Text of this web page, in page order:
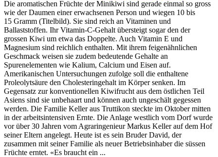
Die aromatischen Früchte der Minikiwi sind gerade einmal so gross
wie der Daumen einer erwachsenen Person und wiegen 10 bis
15 Gramm (Titelbild). Sie sind reich an Vitaminen und
Ballaststoffen. Ihr Vitamin-C-Gehalt übersteigt sogar den der
grossen Kiwi um etwa das Doppelte. Auch Vitamin E und
Magnesium sind reichlich enthalten. Mit ihrem feigenähnlichen
Geschmack weisen sie zudem bedeutende Gehalte an
Spurenelementen wie Kalium, Calcium und Eisen auf.
Amerikanischen Untersuchungen zufolge soll die enthaltene
Proleolytsäure den Cholesteringehalt im Körper senken. Im
Gegensatz zur konventionellen Kiwifrucht aus dem östlichen Teil
Asiens sind sie unbehaart und können auch ungeschält gegessen
werden. Die Familie Keller aus Truttikon steckte im Oktober mitten
in der arbeitsintensiven Ernte. Die Anlage westlich vom Dorf wurde
vor über 30 Jahren vom Agraringenieur Markus Keller auf dem Hof
seiner Eltern angelegt. Heute ist es sein Bruder David, der
zusammen mit seiner Familie als neuer Betriebsinhaber die süssen
Früchte erntet. «Es braucht ein ...